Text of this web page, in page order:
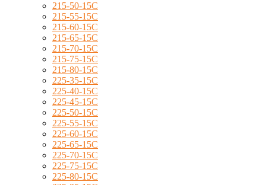
215-50-15C
215-55-15C
215-60-15C
215-65-15C
215-70-15C
215-75-15C
215-80-15C
225-35-15C
225-40-15C
225-45-15C
225-50-15C
225-55-15C
225-60-15C
225-65-15C
225-70-15C
225-75-15C
225-80-15C